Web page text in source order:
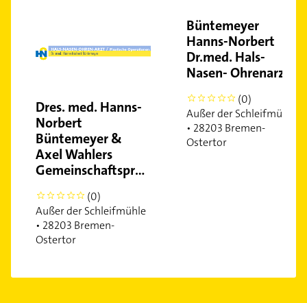
Kattenturm
Lehe
Lindenhof
Mittelshuchting
Neu Schwachhausen
Neustadt
Ohlenhof
Ostertor
Rönnebeck
Dres. med. Hanns-
Norbert
Büntemeyer &
Axel Wahlers
Gemeinschaftspraxis
0
(0)
Außer der Schleifmühle
• 28203 Bremen-
Ostertor
Büntemeyer
Hanns-Norbert
Dr.med. Hals-
Nasen- Ohrenarzt
0
(0)
Außer der Schleifmühle
• 28203 Bremen-
Ostertor